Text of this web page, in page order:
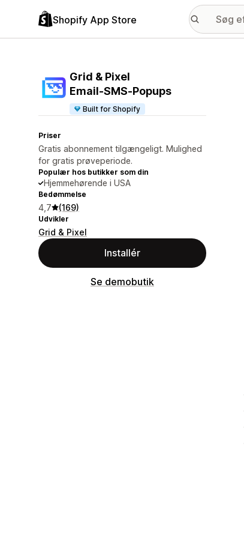
Shopify App Store
Grid & Pixel
Email‑SMS‑Popups
Built for Shopify
Priser
Gratis abonnement tilgængeligt. Mulighed
for gratis prøveperiode.
Populær hos butikker som din
Hjemmehørende i USA
Bedømmelse
4,7 (169)
Udvikler
Grid & Pixel
Installér
Se demobutik